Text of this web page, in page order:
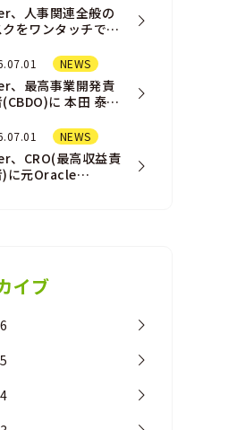
、人事関連全般の
をワンタッチで完
（AIアシスタ
）」機能を一部ユ
NEWS
、最高事業開発責
に 本田 泰佑
NEWS
、CRO(最高収益責
)に元Oracle
イブ